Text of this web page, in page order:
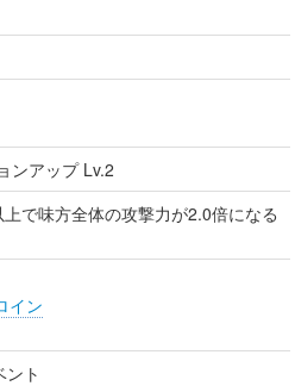
ンアップ Lv.2
で味方全体の攻撃力が2.0倍になる
イン
ント